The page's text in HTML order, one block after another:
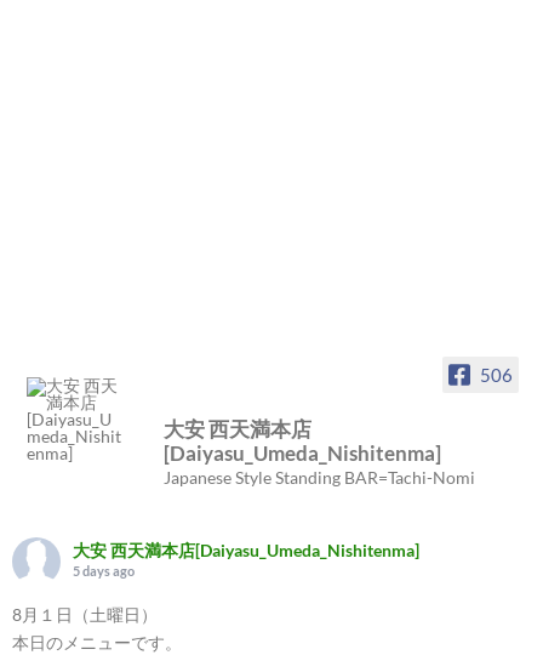
506
大安 西天満本店
[Daiyasu_Umeda_Nishitenma]
Japanese Style Standing BAR=Tachi-Nomi
大安 西天満本店[Daiyasu_Umeda_Nishitenma]
5 days ago
8月１日（土曜日）
本日のメニューです。